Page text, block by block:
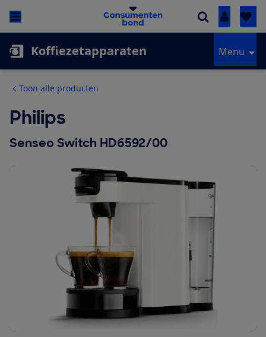
Inloggen
Koffiezetapparaten Menu
Toon alle producten
Philips
Senseo Switch HD6592/00